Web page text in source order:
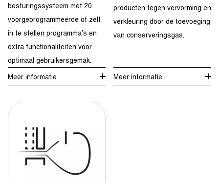
besturingssysteem met 20
voorgeprogrammeerde of zelf
in te stellen programma’s en
extra functionaliteiten voor
optimaal gebruikersgemak.
Meer informatie
producten tegen vervorming en
verkleuring door de toevoeging
van conserveringsgas.
Meer informatie